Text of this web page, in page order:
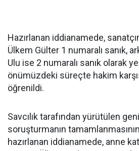
Hazırlanan iddianamede,
Ülkem Gülter 1 numaralı sanık,
Ulu ise 2 numaralı sanık olarak
önümüzdeki süreçte hakim
öğrenildi.
Savcılık tarafından yürütülen
soruşturmanın
hazırlanan iddianamede, anne